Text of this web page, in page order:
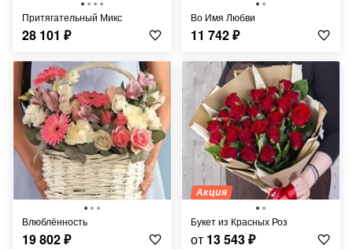
Притягательный Микс
28 101 ₽
Во Имя Любви
11 742₽
Влюблённость
19 802₽
Акция
Букет из Красных Роз
от 13 543₽